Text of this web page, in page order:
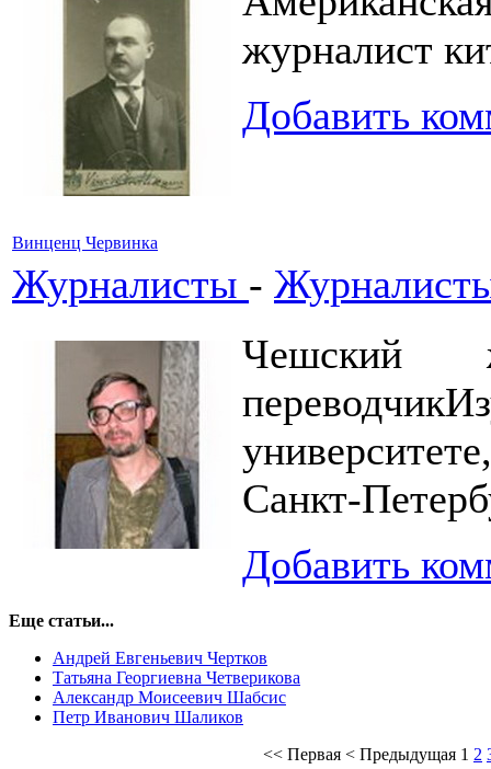
журналист
Добавить
Винценц Червинка
Журналисты -
Чешский
Санкт-
Добавить
Еще статьи...
Андрей Евгеньевич Чертков
Татьяна Георгиевна Четверикова
Александр Моисеевич Шабсис
Петр Иванович Шаликов
<< Первая < Предыдущая 1 2